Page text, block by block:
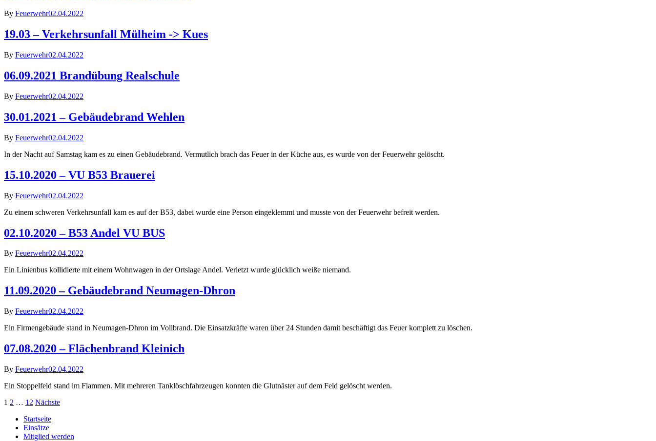
By Feuerwehr02.04.2022
19.03 – Verkehrsunfall Mülheim -> Kues
By Feuerwehr02.04.2022
06.09.2021 Brandübung Realschule
By Feuerwehr02.04.2022
30.01.2021 – Gebäudebrand Wehlen
By Feuerwehr02.04.2022
In der Nacht auf Samstag kam es zu einen Gebäudebrand. Vermutlich brach das Feuer in der Küche aus, es wurde von der Feuerwehr gelöscht.
15.10.2020 – VU B53 Brauerei
By Feuerwehr02.04.2022
Zu einem schweren Verkehrsunfall kam es auf der B53, dabei wurde eine Person eingeklemmt und musste von der Feuerwehr befreit werden.
02.10.2020 – B53 Andel VU BUS
By Feuerwehr02.04.2022
Ein Linienbus kollidierte mit einem Wohnwagen in der Ortslage Andel. Verletzt wurde glücklich weiße niemand.
11.09.2020 – Gebäudebrand Neumagen-Dhron
By Feuerwehr02.04.2022
Ein Firmengebäude stand in Neumagen-Dhron im Vollbrand. Die Einsatzkräfte waren über 24 Stunden damit beschäftigt das Feuer komplett zu löschen.
07.08.2020 – Flächenbrand Kleinich
By Feuerwehr02.04.2022
Ein Stoppelfeld stand im Flammen. Mit mehreren Tanklöschfahrzeugen konnten die Glutnäster auf dem Feld gelöscht werden.
Seitennummerierung
der
Beiträge
1 2 … 12 Nächste
Startseite
Einsätze
Mitglied werden